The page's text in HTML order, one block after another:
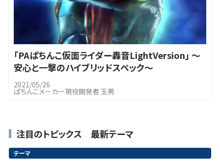
｢PAぱちんこ仮面ライダー轟音LightVersion」 ～
安心と一撃のハイブリッドスペック～
2021/05/26
ぱちんこメーカー現役開発者 玉男
注目のトピックス 最新テーマ
テーマ